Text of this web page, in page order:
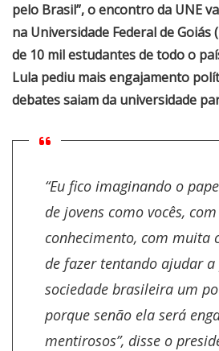
pelo Brasil”, o encontro da UNE
na Universidade Federal de Goiás
de 10 mil estudantes de todo o
Lula pediu mais engajamento
debates saiam da universidade
“Eu fico imaginando o
de jovens como vocês,
conhecimento, com muita
de fazer tentando ajudar
sociedade brasileira um
porque senão ela será
mentirosos”, disse o